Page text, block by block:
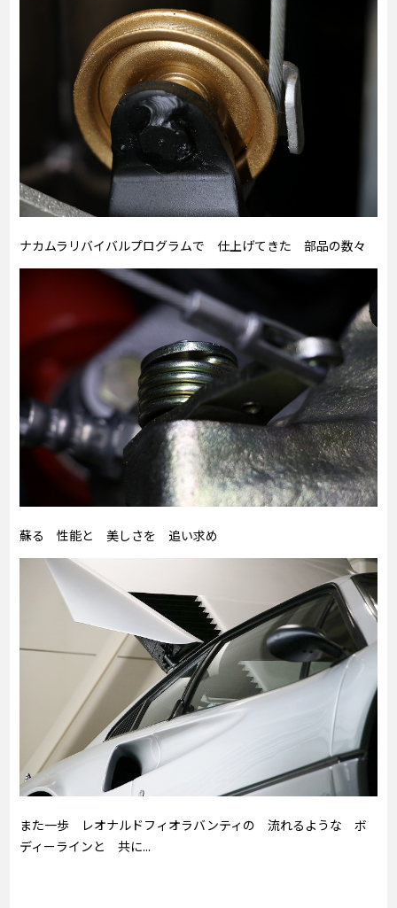
ナカムラリバイバルプログラムで 仕上げてきた 部品の数々
蘇る 性能と 美しさを 追い求め
また一歩 レオナルドフィオラバンティの 流れるような ボ
ディーラインと 共に...